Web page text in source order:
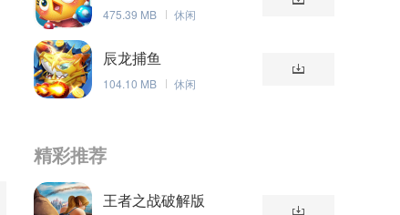
475.39 MB 休闲
辰龙捕鱼
104.10 MB 休闲
精彩推荐
王者之战破解版